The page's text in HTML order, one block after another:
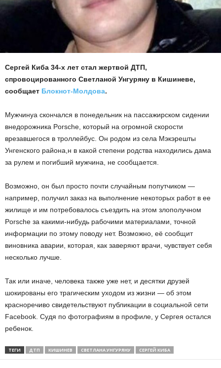
Сергей Киба 34-х лет стал жертвой ДТП,
спровоцированного Светланой Унгуряну в Кишиневе,
сообщает Блокнот-Молдова.
Мужчинуа скончался в понедельник на пассажирском сидении
внедорожника Porsche, который на огромной скорости
врезавшегося в троллейбус. Он родом из села Мэкэрешты
Унгенского района,н в какой степени родства находились дама
за рулем и погибший мужчина, не сообщается.
Возможно, он был просто почти случайным попутчиком —
например, получил заказ на выполнение некоторых работ в ее
жилище и им потребовалось съездить на этом злополучном
Porsche за какими-нибудь рабочими материалами, точной
информации по этому поводу нет. Возможно, её сообщит
виновника аварии, которая, как заверяют врачи, чувствует себя
несколько лучше.
Так или иначе, человека также уже нет, и десятки друзей
шокированы его трагическим уходом из жизни — об этом
красноречиво свидетельствуют публикации в социальной сети
Facebook. Судя по фотографиям в профиле, у Сергея остался
ребенок.
ТЕГИ ДТП КИШИНЕВ СВЕТЛАНА УНГУРЯНУ СЕРГЕЙ КИБА